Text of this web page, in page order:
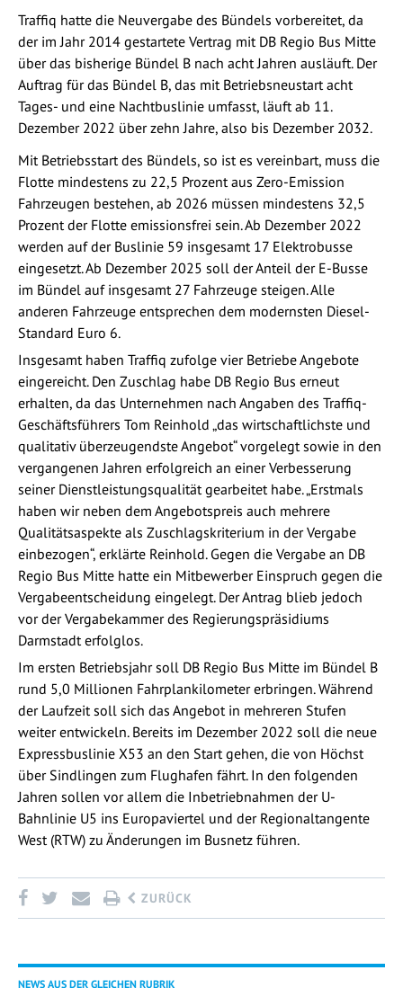
Traffiq hatte die Neuvergabe des Bündels vorbereitet, da
der im Jahr 2014 gestartete Vertrag mit DB Regio Bus Mitte
über das bisherige Bündel B nach acht Jahren ausläuft. Der
Auftrag für das Bündel B, das mit Betriebsneustart acht
Tages- und eine Nachtbuslinie umfasst, läuft ab 11.
Dezember 2022 über zehn Jahre, also bis Dezember 2032.
Mit Betriebsstart des Bündels, so ist es vereinbart, muss die
Flotte mindestens zu 22,5 Prozent aus Zero-Emission
Fahrzeugen bestehen, ab 2026 müssen mindestens 32,5
Prozent der Flotte emissionsfrei sein. Ab Dezember 2022
werden auf der Buslinie 59 insgesamt 17 Elektrobusse
eingesetzt. Ab Dezember 2025 soll der Anteil der E-Busse
im Bündel auf insgesamt 27 Fahrzeuge steigen. Alle
anderen Fahrzeuge entsprechen dem modernsten Diesel-
Standard Euro 6.
Insgesamt haben Traffiq zufolge vier Betriebe Angebote
eingereicht. Den Zuschlag habe DB Regio Bus erneut
erhalten, da das Unternehmen nach Angaben des Traffiq-
Geschäftsführers Tom Reinhold „das wirtschaftlichste und
qualitativ überzeugendste Angebot“ vorgelegt sowie in den
vergangenen Jahren erfolgreich an einer Verbesserung
seiner Dienstleistungsqualität gearbeitet habe. „Erstmals
haben wir neben dem Angebotspreis auch mehrere
Qualitätsaspekte als Zuschlagskriterium in der Vergabe
einbezogen“, erklärte Reinhold. Gegen die Vergabe an DB
Regio Bus Mitte hatte ein Mitbewerber Einspruch gegen die
Vergabeentscheidung eingelegt. Der Antrag blieb jedoch
vor der Vergabekammer des Regierungspräsidiums
Darmstadt erfolglos.
Im ersten Betriebsjahr soll DB Regio Bus Mitte im Bündel B
rund 5,0 Millionen Fahrplankilometer erbringen. Während
der Laufzeit soll sich das Angebot in mehreren Stufen
weiter entwickeln. Bereits im Dezember 2022 soll die neue
Expressbuslinie X53 an den Start gehen, die von Höchst
über Sindlingen zum Flughafen fährt. In den folgenden
Jahren sollen vor allem die Inbetriebnahmen der U-
Bahnlinie U5 ins Europaviertel und der Regionaltangente
West (RTW) zu Änderungen im Busnetz führen.
ZURÜCK
NEWS AUS DER GLEICHEN RUBRIK